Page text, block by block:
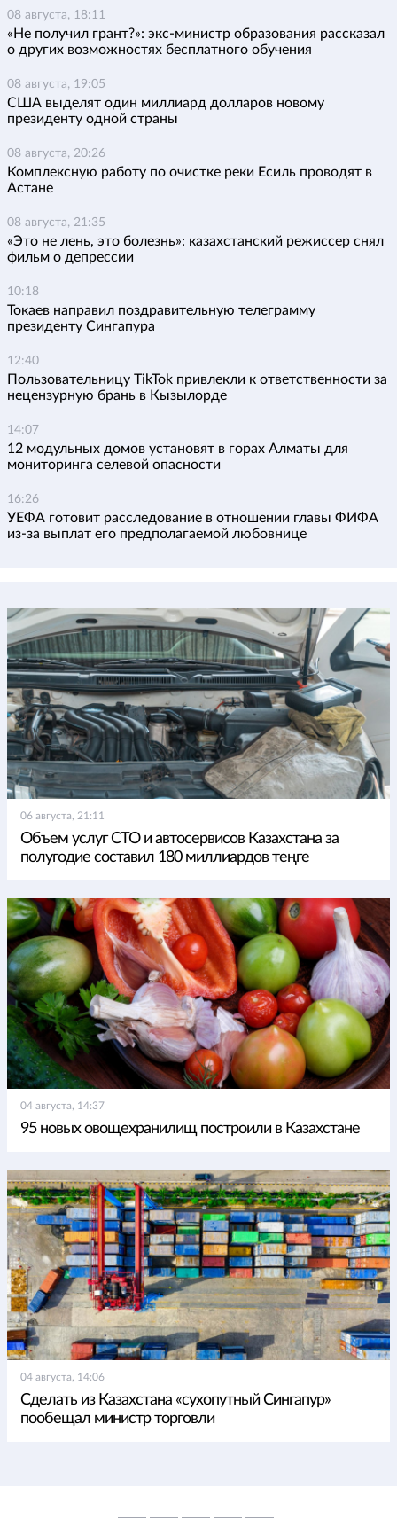
08 августа, 18:11
«Не получил грант?»: экс-министр образования рассказал
о других возможностях бесплатного обучения
08 августа, 19:05
США выделят один миллиард долларов новому
президенту одной страны
08 августа, 20:26
Комплексную работу по очистке реки Есиль проводят в
Астане
08 августа, 21:35
«Это не лень, это болезнь»: казахстанский режиссер снял
фильм о депрессии
10:18
Токаев направил поздравительную телеграмму
президенту Сингапура
12:40
Пользовательницу TikTok привлекли к ответственности за
нецензурную брань в Кызылорде
14:07
12 модульных домов установят в горах Алматы для
мониторинга селевой опасности
16:26
УЕФА готовит расследование в отношении главы ФИФА
из-за выплат его предполагаемой любовнице
06 августа, 21:11
Объем услуг СТО и автосервисов Казахстана за
полугодие составил 180 миллиардов теңге
04 августа, 14:37
95 новых овощехранилищ построили в Казахстане
04 августа, 14:06
Сделать из Казахстана «сухопутный Сингапур»
пообещал министр торговли